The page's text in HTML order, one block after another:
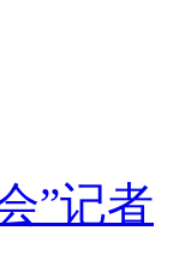
”记者